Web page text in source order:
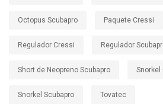
Octopus Scubapro Paquete Cressi
Regulador Cressi Regulador
Short de Neopreno Scubapro Snorkel
Snorkel Scubapro Tovatec